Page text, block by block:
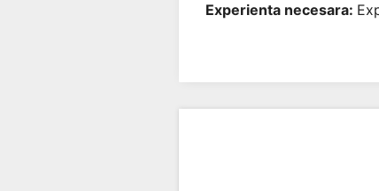
Experienta necesara: